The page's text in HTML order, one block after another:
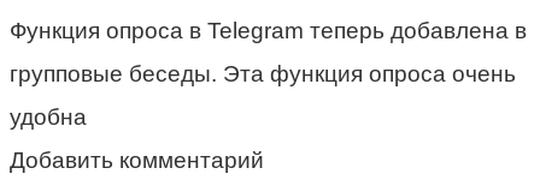
Функция опроса в Telegram теперь добавлена в
групповые беседы. Эта функция опроса очень
удобна
Добавить комментарий